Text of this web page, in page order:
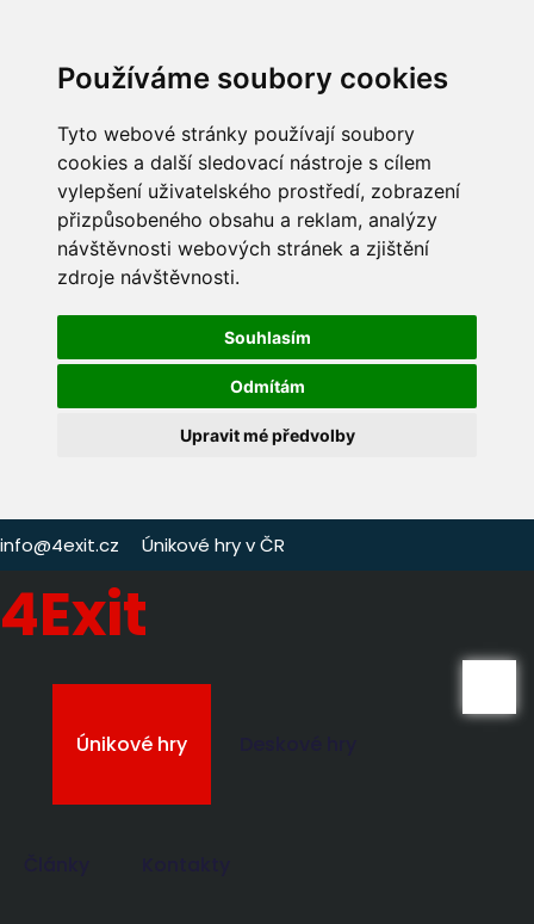
Používáme soubory cookies
Tyto webové stránky používají soubory
cookies a další sledovací nástroje s cílem
vylepšení uživatelského prostředí, zobrazení
přizpůsobeného obsahu a reklam, analýzy
návštěvnosti webových stránek a zjištění
zdroje návštěvnosti.
Souhlasím
Odmítám
Upravit mé předvolby
info@4exit.cz Únikové hry v ČR
4Exit
Únikové hry